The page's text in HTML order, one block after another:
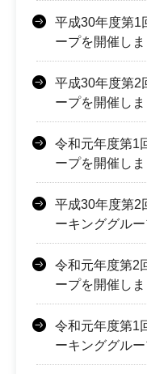
平成30年度第1
ープを開催しま
平成30年度第2
ープを開催しま
令和元年度第1
ープを開催しま
平成30年度第2
ーキンググルー
令和元年度第2
ープを開催しま
令和元年度第1
ーキンググルー